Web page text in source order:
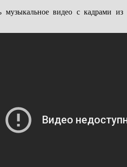
музыкальное видео с кадрами из